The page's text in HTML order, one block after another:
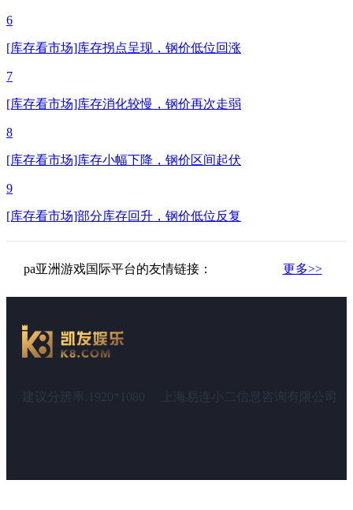
6
[库存看市场]库存拐点呈现，钢价低位回涨
7
[库存看市场]库存消化较慢，钢价再次走弱
8
[库存看市场]库存小幅下降，钢价区间起伏
9
[库存看市场]部分库存回升，钢价低位反复
pa亚洲游戏国际平台的友情链接： 更多>>
建议分辨率:1920*1080 上海易连小二信息咨询有限公司